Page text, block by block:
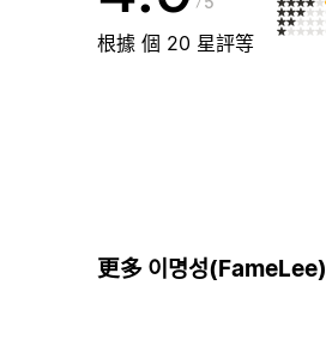
根據 個 20 星評等
更多 이명성